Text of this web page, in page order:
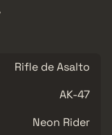
Rifle de Asalto
AK-47
Neon Rider